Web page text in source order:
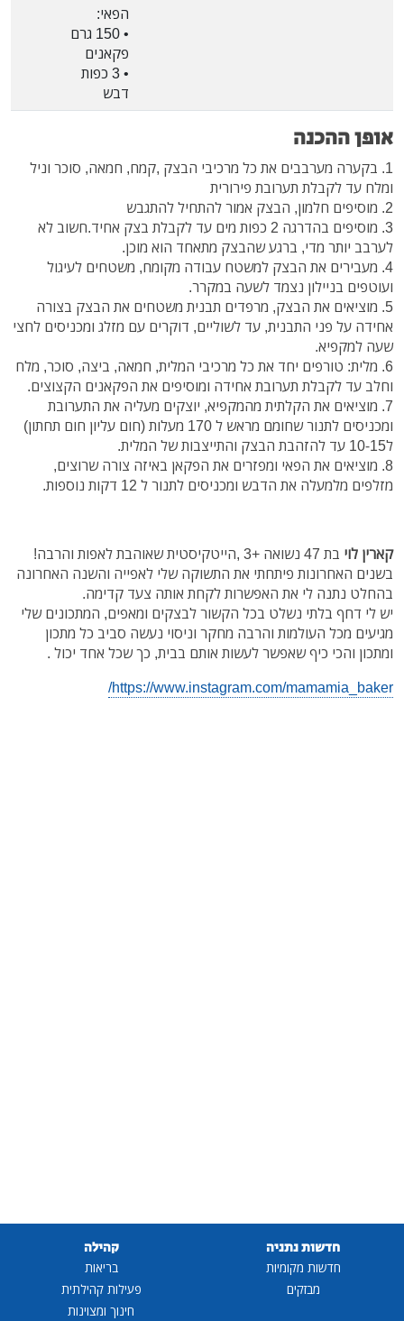
הפאי:
• 150 גרם
פקאנים
• 3 כפות
דבש
אופן ההכנה
1. בקערה מערבבים את כל מרכיבי הבצק ,קמח, חמאה, סוכר וניל
ומלח עד לקבלת תערובת פירורית
2. מוסיפים חלמון, הבצק אמור להתחיל להתגבש
3. מוסיפים בהדרגה 2 כפות מים עד לקבלת בצק אחיד.חשוב לא
לערבב יותר מדי, ברגע שהבצק מתאחד הוא מוכן.
4. מעבירים את הבצק למשטח עבודה מקומח, משטחים לעיגול
ועוטפים בניילון נצמד לשעה במקרר.
5. מוציאים את הבצק, מרפדים תבנית משטחים את הבצק בצורה
אחידה על פני התבנית, עד לשוליים, דוקרים עם מזלג ומכניסים לחצי
שעה למקפיא.
6. מלית: טורפים יחד את כל מרכיבי המלית, חמאה, ביצה, סוכר, מלח
וחלב עד לקבלת תערובת אחידה ומוסיפים את הפקאנים הקצוצים.
7. מוציאים את הקלתית מהמקפיא, יוצקים מעליה את התערובת
ומכניסים לתנור שחומם מראש ל 170 מעלות (חום עליון חום תחתון)
ל10-15 עד להזהבת הבצק והתייצבות של המלית.
8. מוציאים את הפאי ומפזרים את הפקאן באיזה צורה שרוצים,
מזלפים מלמעלה את הדבש ומכניסים לתנור ל 12 דקות נוספות.
קארין לוי
בת 47 נשואה +3 ,הייטקיסטית שאוהבת לאפות והרבה!
בשנים האחרונות פיתחתי את התשוקה שלי לאפייה והשנה האחרונה
בהחלט נתנה לי את האפשרות לקחת אותה צעד קדימה.
יש לי דחף בלתי נשלט בכל הקשור לבצקים ומאפים, המתכונים שלי
מגיעים מכל העולמות והרבה מחקר וניסוי נעשה סביב כל מתכון
ומתכון והכי כיף שאפשר לעשות אותם בבית, כך שכל אחד יכול .
https://www.instagram.com/mamamia_baker/
חדשות נתניה
חדשות מקומיות
מבזקים
קהילה
בריאות
פעילות קהילתית
חינוך ומצוינות